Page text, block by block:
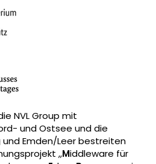
NVL Group mit
und Ostsee und die
und Emden/Leer bestreiten
„Middleware für